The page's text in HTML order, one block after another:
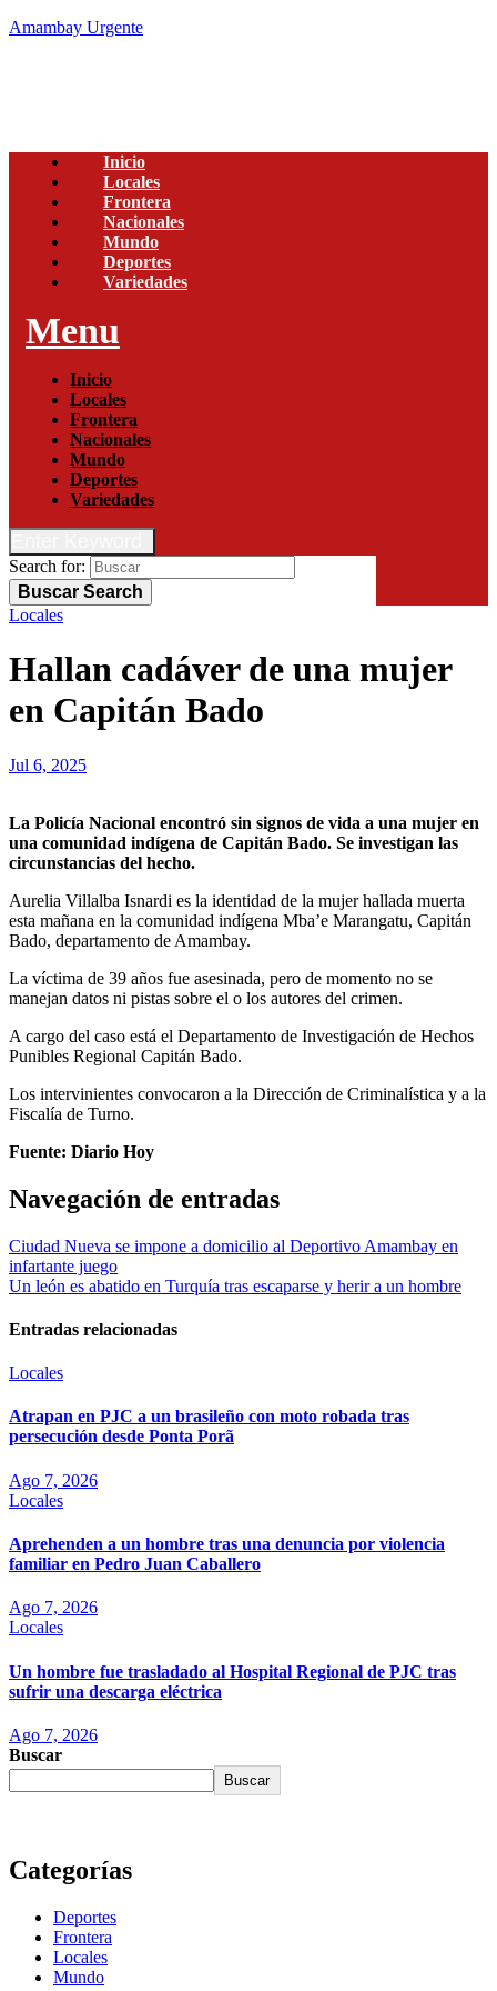
Amambay Urgente
Inicio
Locales
Frontera
Nacionales
Mundo
Deportes
Variedades
Menu
Inicio
Locales
Frontera
Nacionales
Mundo
Deportes
Variedades
Search for:
Buscar Search
Locales
Hallan cadáver de una mujer
en Capitán Bado
Jul 6, 2025
La Policía Nacional encontró sin signos de vida a una mujer en
una comunidad indígena de Capitán Bado. Se investigan las
circunstancias del hecho.
Aurelia Villalba Isnardi es la identidad de la mujer hallada muerta
esta mañana en la comunidad indígena Mba’e Marangatu, Capitán
Bado, departamento de Amambay.
La víctima de 39 años fue asesinada, pero de momento no se
manejan datos ni pistas sobre el o los autores del crimen.
A cargo del caso está el Departamento de Investigación de Hechos
Punibles Regional Capitán Bado.
Los intervinientes convocaron a la Dirección de Criminalística y a la
Fiscalía de Turno.
Fuente: Diario Hoy
Navegación de entradas
Ciudad Nueva se impone a domicilio al Deportivo Amambay en
infartante juego
Un león es abatido en Turquía tras escaparse y herir a un hombre
Entradas relacionadas
Locales
Atrapan en PJC a un brasileño con moto robada tras
persecución desde Ponta Porã
Ago 7, 2026
Locales
Aprehenden a un hombre tras una denuncia por violencia
familiar en Pedro Juan Caballero
Ago 7, 2026
Locales
Un hombre fue trasladado al Hospital Regional de PJC tras
sufrir una descarga eléctrica
Ago 7, 2026
Buscar
Buscar
Categorías
Deportes
Frontera
Locales
Mundo